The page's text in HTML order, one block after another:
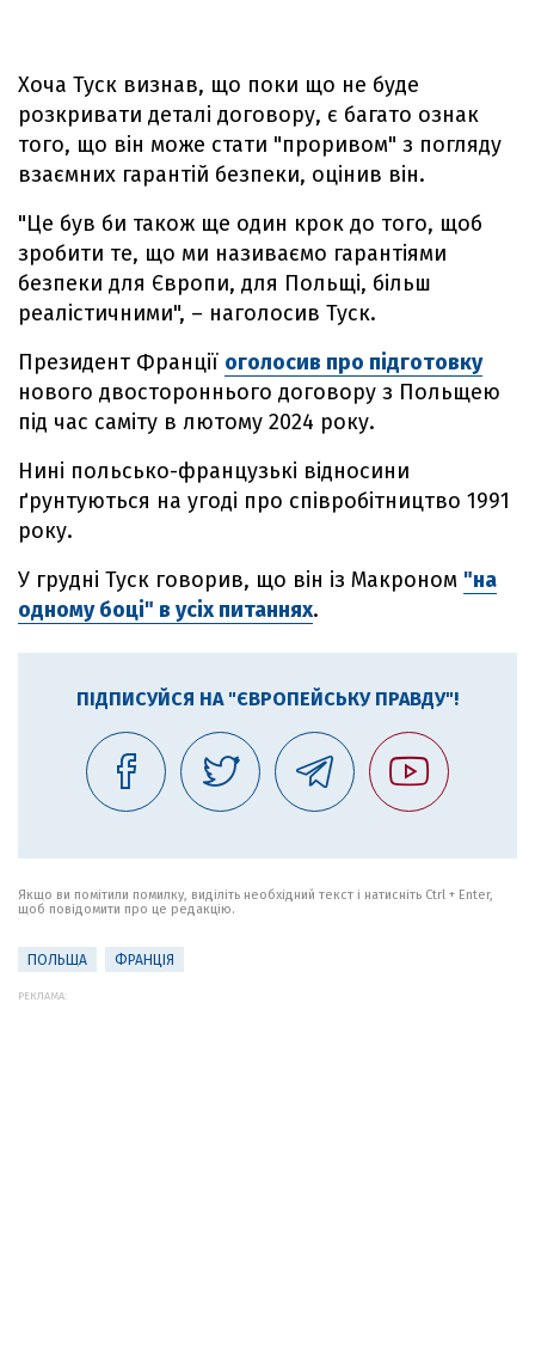
Хоча Туск визнав, що поки що не буде
розкривати деталі договору, є багато ознак
того, що він може стати "проривом" з погляду
взаємних гарантій безпеки, оцінив він.
"Це був би також ще один крок до того, щоб
зробити те, що ми називаємо гарантіями
безпеки для Європи, для Польщі, більш
реалістичними", – наголосив Туск.
Президент Франції оголосив про підготовку
нового двостороннього договору з Польщею
під час саміту в лютому 2024 року.
Нині польсько-французькі відносини
ґрунтуються на угоді про співробітництво 1991
року.
У грудні Туск говорив, що він із Макроном "на
одному боці" в усіх питаннях.
ПІДПИСУЙСЯ НА "ЄВРОПЕЙСЬКУ ПРАВДУ"!
Якщо ви помітили помилку, виділіть необхідний текст і натисніть Ctrl + Enter,
щоб повідомити про це редакцію.
ПОЛЬЩА ФРАНЦІЯ
РЕКЛАМА: